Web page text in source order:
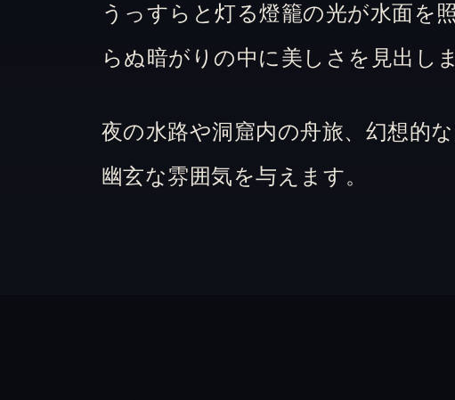
うっすらと灯る燈籠の光が水面を
らぬ暗がりの中に美しさを見出しま
夜の水路や洞窟内の舟旅、幻想的
幽玄な雰囲気を与えます。